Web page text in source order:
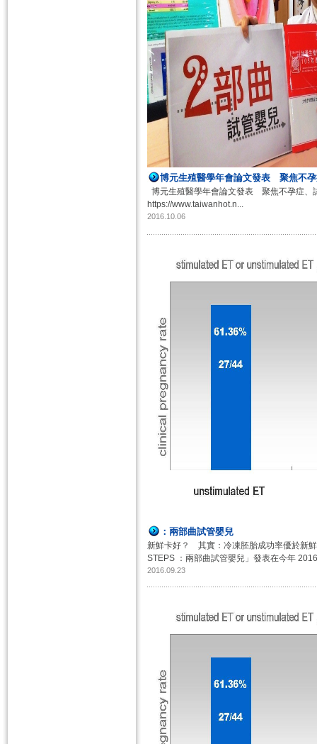
博元生殖醫學年會論文發表 聚焦不
博元生殖醫學年會論文發表 聚焦不孕症、
https://www.taiwanhot.n...
2016.10.06
​：​兩部曲試管嬰兒
新鮮卡好？ 其實：冷凍胚胎成功率優於新
STEPS ：​兩部曲試管嬰兒」發表在今年
2016.09.23